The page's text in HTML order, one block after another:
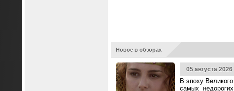
Новое в обзорах
05 августа 2026
В эпоху
самых